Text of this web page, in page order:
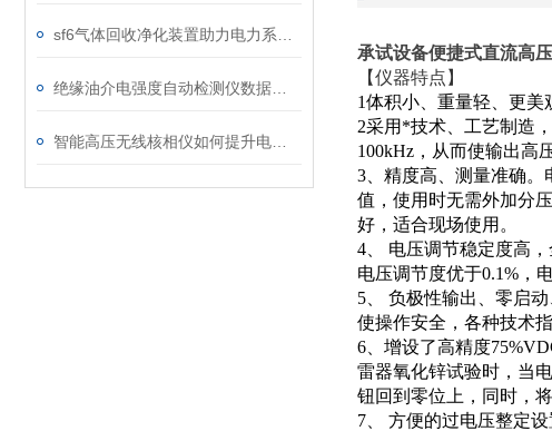
承试设备便捷式直流高
【仪器特点】
1体积小、重量轻、更美
2采用*技术、工艺制造
100kHz，从而使输出高
3、精度高、测量准确。
值，使用时无需外加分
好，适合现场使用。
4、 电压调节稳定度高
电压调节度优于0.1%，
5、 负极性输出、零启
使操作安全，各种技术
6、增设了高精度
雷器氧化锌试验时，当
钮回到零位上，同时，
7、 方便的过电压整定